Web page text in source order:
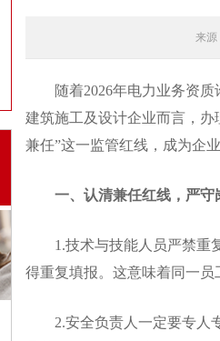
来源
随着2026年电力业务资质
建筑施工及设计企业而言，办
兼任”这一监管红线，成为企
一、认清兼任红线，严守
1.技术与技能人员严禁重复
得重复填报。这意味着同一员
2.安全负责人一定要专人专